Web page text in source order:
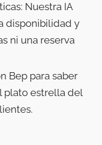
Nuestra IA
disponibilidad y
ni una reserva
Bep para saber
plato estrella del